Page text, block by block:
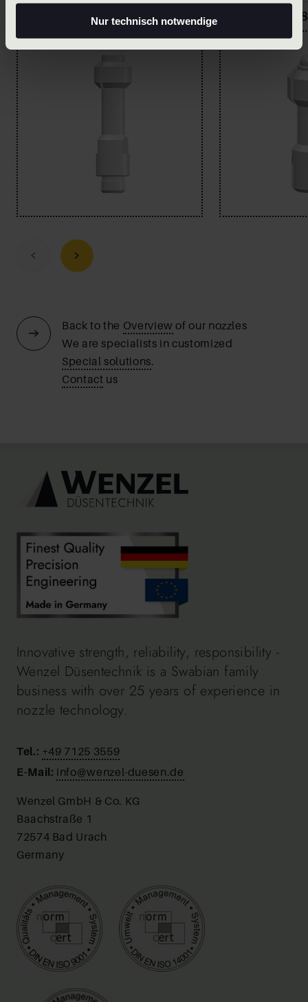
Nur technisch notwendige
Series TR 1/4 inch Series TR 3/
Back to the Overview of our nozzles
We are specialists in customized
Special solutions.
Contact us
Innovative strength, reliability, responsibility -
Wenzel Düsentechnik is a Swabian family
business with over 25 years of experience in
nozzle technology.
Tel.: +49 7125 3559
E-Mail: info@wenzel-duesen.de
Wenzel GmbH & Co. KG
Baachstraße 1
72574 Bad Urach
Germany